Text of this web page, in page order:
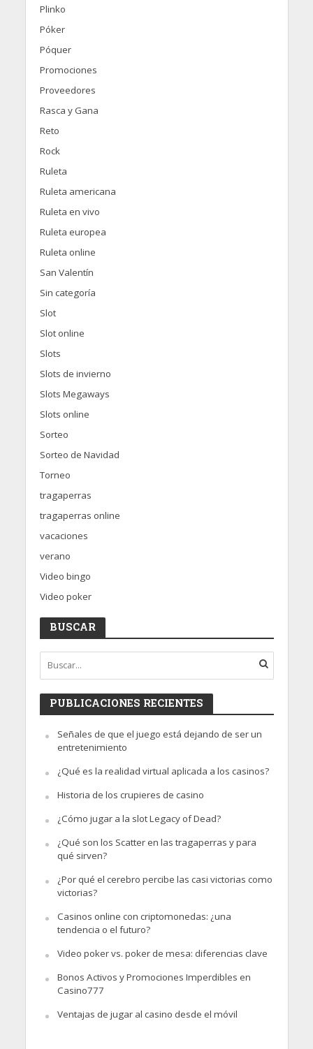
Plinko
Póker
Póquer
Promociones
Proveedores
Rasca y Gana
Reto
Rock
Ruleta
Ruleta americana
Ruleta en vivo
Ruleta europea
Ruleta online
San Valentín
Sin categoría
Slot
Slot online
Slots
Slots de invierno
Slots Megaways
Slots online
Sorteo
Sorteo de Navidad
Torneo
tragaperras
tragaperras online
vacaciones
verano
Video bingo
Video poker
BUSCAR
PUBLICACIONES RECIENTES
Señales de que el juego está dejando de ser un
entretenimiento
¿Qué es la realidad virtual aplicada a los casinos?
Historia de los crupieres de casino
¿Cómo jugar a la slot Legacy of Dead?
¿Qué son los Scatter en las tragaperras y para
qué sirven?
¿Por qué el cerebro percibe las casi victorias como
victorias?
Casinos online con criptomonedas: ¿una
tendencia o el futuro?
Video poker vs. poker de mesa: diferencias clave
Bonos Activos y Promociones Imperdibles en
Casino777
Ventajas de jugar al casino desde el móvil